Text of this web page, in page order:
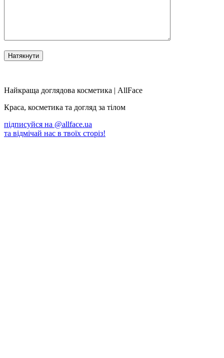
Найкраща доглядова косметика | AllFace
Краса, косметика та догляд за тілом
підписуйся на @allface.ua
та відмічай нас в твоїх сторіз!